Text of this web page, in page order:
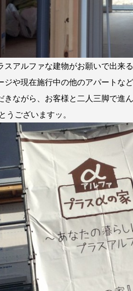
アルファな建物がお願いで出来
ジや現在施行中の他のアパートな
きながら、お客様と二人三脚で進
うございますッ。